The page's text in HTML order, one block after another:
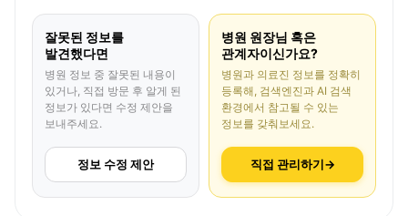
잘못된 정보를
발견했다면
병원 정보 중 잘못된 내용이
있거나, 직접 방문 후 알게 된
정보가 있다면 수정 제안을
보내주세요.
정보 수정 제안
병원 원장님 혹은
관계자이신가요?
병원과 의료진 정보를 정확히
등록해, 검색엔진과 AI 검색
환경에서 참고될 수 있는
정보를 갖춰보세요.
직접 관리하기→